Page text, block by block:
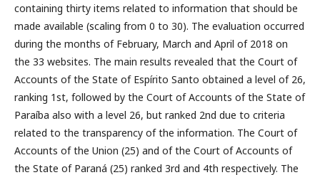
containing thirty items related to information that should be
made available (scaling from 0 to 30). The evaluation occurred
during the months of February, March and April of 2018 on
the 33 websites. The main results revealed that the Court of
Accounts of the State of Espírito Santo obtained a level of 26,
ranking 1st, followed by the Court of Accounts of the State of
Paraíba also with a level 26, but ranked 2nd due to criteria
related to the transparency of the information. The Court of
Accounts of the Union (25) and of the Court of Accounts of
the State of Paraná (25) ranked 3rd and 4th respectively. The